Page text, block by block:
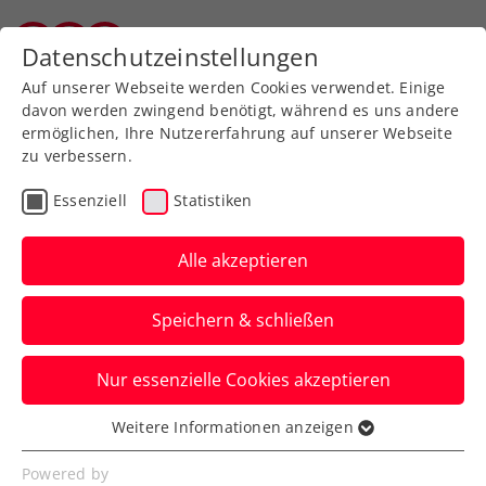
Zurück zur Newsübersicht
Rollstuhltennis
ITF Wiesbaden: Grabher-
Siegesserie erst im
nächsten Finale gestoppt
Und mehrere weitere ÖTV-Asse
verbuchen Finals, Gregor Ramskogler und
Datenschutzeinstellungen
Auf unserer Webseite werden Cookies verwendet. Einige
davon werden zwingend benötigt, während es uns andere
ermöglichen, Ihre Nutzererfahrung auf unserer Webseite
zu verbessern.
Essenziell Statistiken
Alle akzeptieren
Speichern & schließen
Nur essenzielle Cookies akzeptieren
Essenziell
Essenzielle Cookies werden für grundlegende
Weitere Informationen anzeigen
Powered by